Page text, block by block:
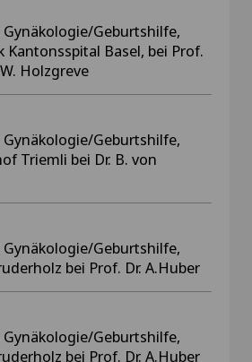
Geburtshilfe,
Kantonsspital Basel, bei Prof.
Holzgreve
Geburtshilfe,
Triemli bei Dr. B. von
Geburtshilfe,
bei Prof. Dr. A.Huber
Geburtshilfe,
bei Prof. Dr. A.Huber